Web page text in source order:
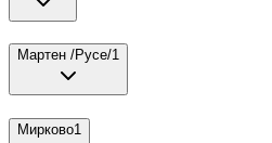
Мартен /Русе/1
Мирково1